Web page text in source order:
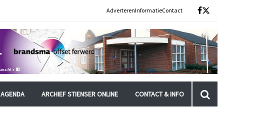
AdverterenInformatieContact
AGENDA ARCHIEF STIENSER ONLINE CONTACT & INFO